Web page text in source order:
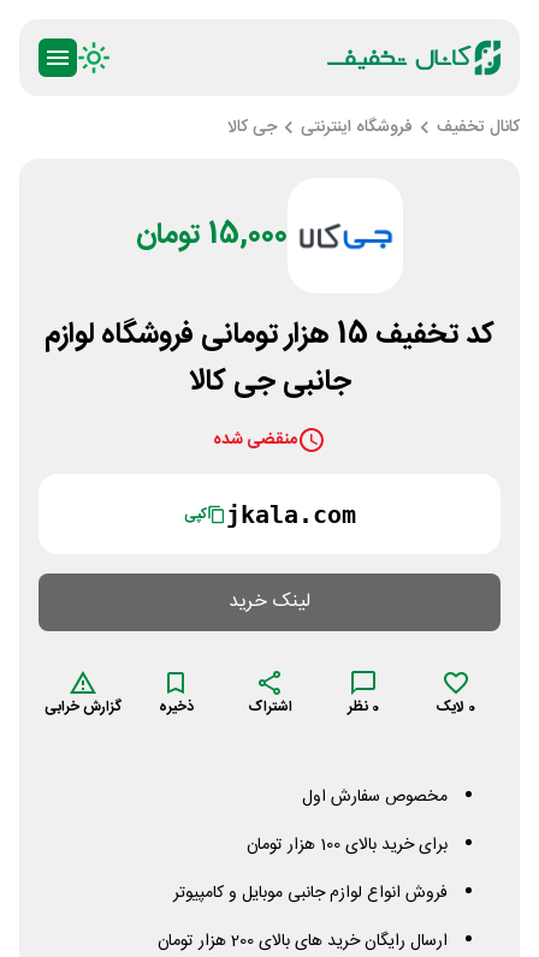
کانال تخفیف فروشگاه اینترنتی جی کالا
15,000 تومان
کد تخفیف 15 هزار تومانی فروشگاه لوازم
جانبی جی کالا
منقضی شده
jkala.com کپی
لینک خرید
0 لایک 0 نظر اشتراک ذخیره گزارش خرابی
مخصوص سفارش اول
برای خرید بالای 100 هزار تومان
فروش انواع لوازم جانبی موبایل و کامپیوتر
ارسال رایگان خرید های بالای 200 هزار تومان